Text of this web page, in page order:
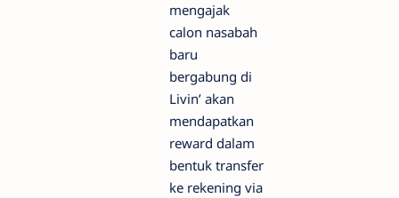
mengajak
calon nasabah
baru
bergabung di
Livin’ akan
mendapatkan
reward dalam
bentuk transfer
ke rekening via